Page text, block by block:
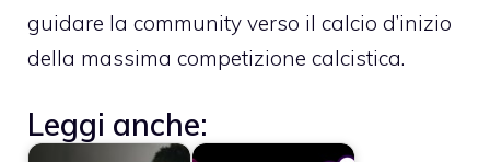
guidare la community verso il calcio d’inizio
della massima competizione calcistica.
Leggi anche: